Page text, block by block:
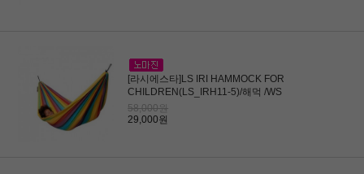
[라시에스타]LS IRI HAMMOCK FOR
CHILDREN(LS_IRH11-5)/해먹 /WS
58,000원
29,000원